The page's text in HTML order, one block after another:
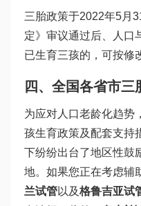
三胎政策于2022年5月
定》审议通过后、人口
已生育三孩的，可按修
四、全国各省市三
为应对人口老龄化趋势
孩生育政策及配套支持
下纷纷出台了地区性鼓
地。如果您正在考虑辅
兰试管以及格鲁吉亚试